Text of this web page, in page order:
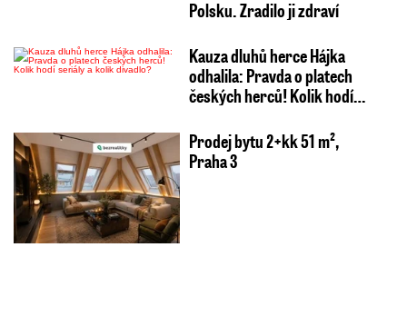
Polsku. Zradilo ji zdraví
Kauza dluhů herce Hájka
odhalila: Pravda o platech
českých herců! Kolik hodí…
Prodej bytu 2+kk 51 m²,
Praha 3